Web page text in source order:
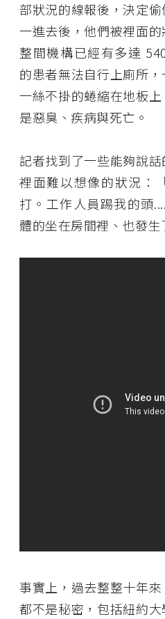
部狀況的線報後，決定
一進去後，他們被裡面
整間機構已經有多達
的患者無法自行上廁所
一絲不掛的蜷縮在地板
是惡臭、疾病與死亡。
記者找到了一些能夠說
裡面難以想像的狀況：
打。工作人員踢我的頭
體的坐在房間裡、也發生
事實上，過去整整十年
都不是秘密，包括紐約